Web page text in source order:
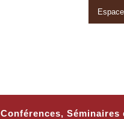
Conférences, Séminaires